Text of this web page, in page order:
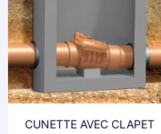
CUNETTE AVEC CLAPET